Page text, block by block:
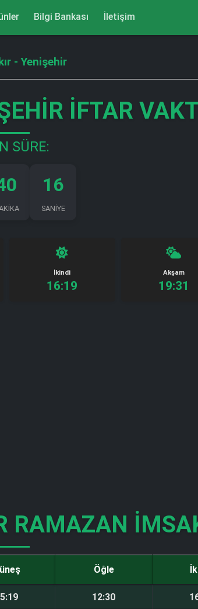
Bilgi Bankası İletişim
- Yenişehir
İFTAR
SÜRE:
15
SANİYE
İkindi
16:19
Akşam
19:31
RAMAZAN
Öğle
12:30